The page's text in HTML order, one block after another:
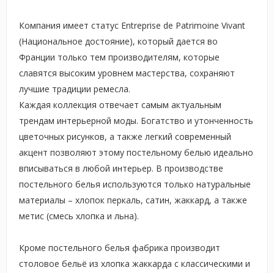
Компания имеет статус Entreprise de Patrimoine Vivant
(Национальное достояние), который дается во
Франции только тем производителям, которые
славятся высоким уровнем мастерства, сохраняют
лучшие традиции ремесла.
Каждая коллекция отвечает самым актуальным
трендам интерьерной моды. Богатство и утонченность
цветочных рисунков, а также легкий современный
акцент позволяют этому постельному белью идеально
вписываться в любой интерьер. В производстве
постельного белья используются только натуральные
материалы – хлопок перкаль, сатин, жаккард, а также
метис (смесь хлопка и льна).
Кроме постельного белья фабрика производит
столовое бельё из хлопка жаккарда с классическими и